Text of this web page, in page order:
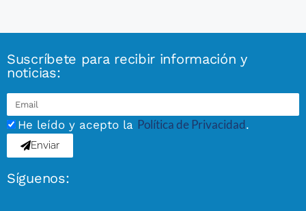
Suscríbete para recibir información y
noticias:
He leído y acepto la Política de Privacidad.
Enviar
Síguenos: